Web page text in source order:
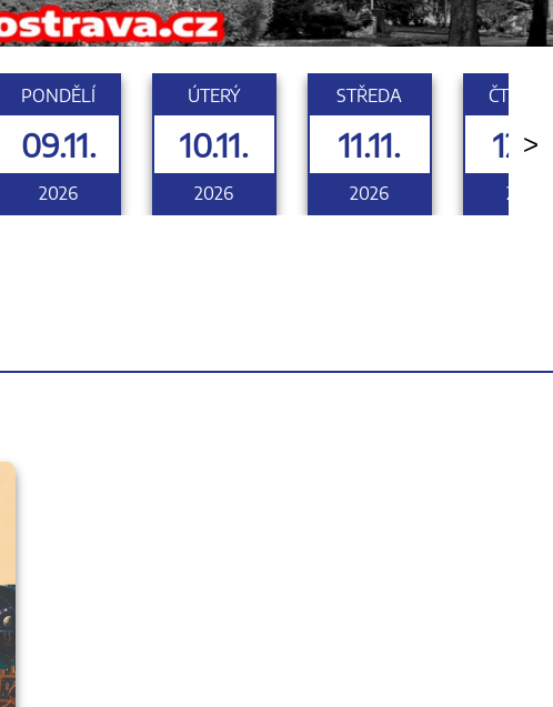
PONDĚLÍ
09.11.
2026
ÚTERÝ
10.11.
2026
STŘEDA
11.11.
2026 2026
>